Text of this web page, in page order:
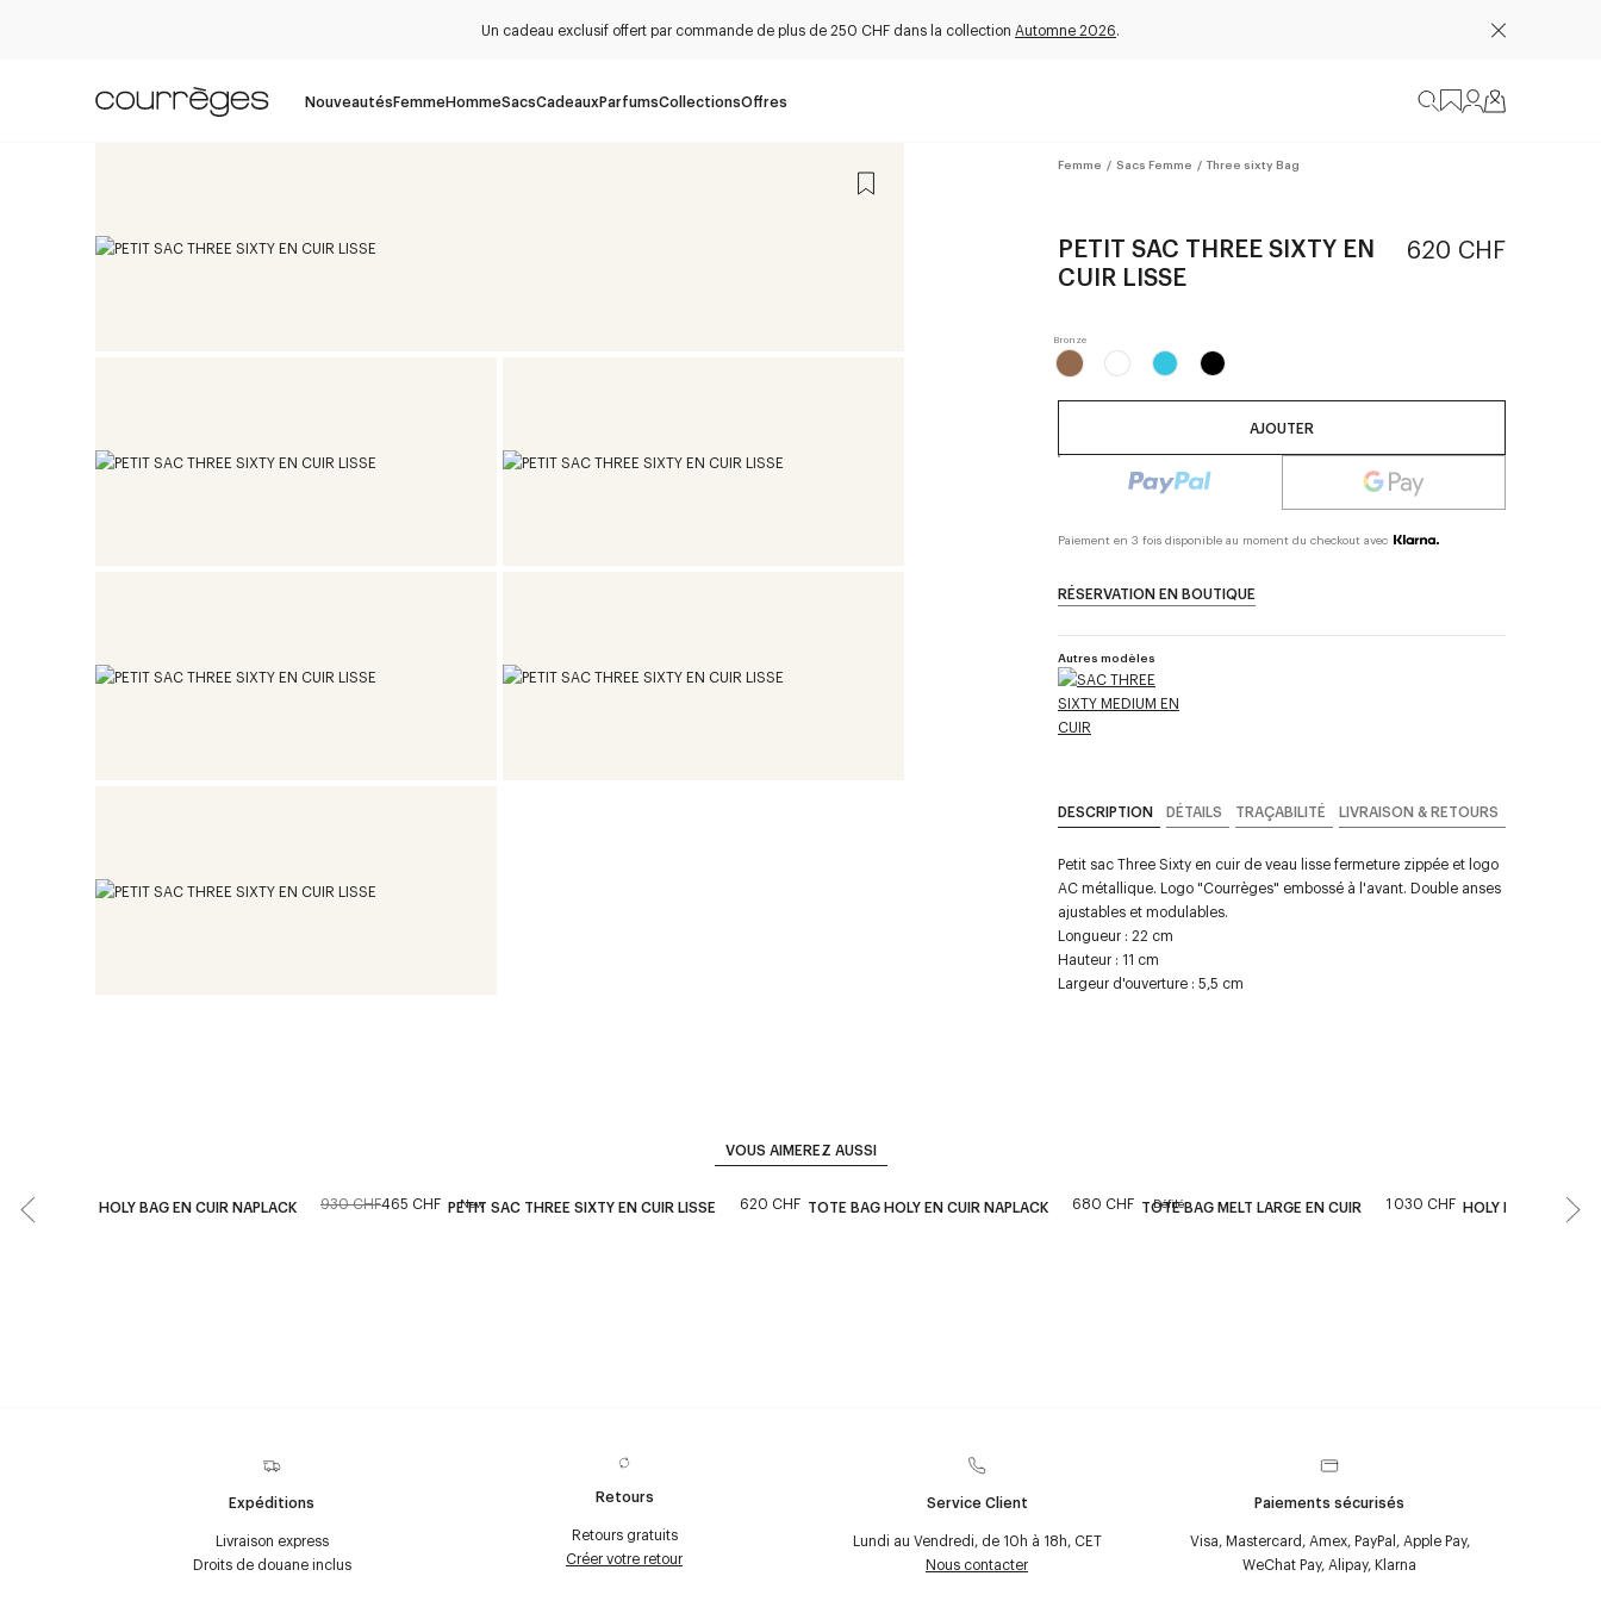
Un cadeau exclusif offert par commande de plus de 250 CHF dans la collection Automne 2026.
NouveautésFemmeHommeSacsCadeauxParfumsCollectionsOffres
Femme / Sacs Femme / Three sixty Bag
PETIT SAC THREE SIXTY EN
CUIR LISSE
620 CHF
AJOUTER
Paiement en 3 fois disponible au moment du checkout avec
RÉSERVATION EN BOUTIQUE
Autres modèles
DESCRIPTION DÉTAILS TRAÇABILITÉ LIVRAISON & RETOURS
Petit sac Three Sixty en cuir de veau lisse fermeture zippée et logo
AC métallique. Logo "Courrèges" embossé à l'avant. Double anses
ajustables et modulables.
Longueur : 22 cm
Hauteur : 11 cm
Largeur d'ouverture : 5,5 cm
VOUS AIMEREZ AUSSI
HOLY BAG EN CUIR NAPLACK 930 CHF465 CHF New
PETIT SAC THREE SIXTY EN CUIR LISSE 620 CHF TOTE BAG HOLY EN CUIR NAPLACK 680 CHF Défilé
TOTE BAG MELT LARGE EN CUIR 1 030 CHF HOLY BAG MAXI EN
Expéditions
Livraison express
Droits de douane inclus
Retours
Retours gratuits
Créer votre retour
Service Client
Lundi au Vendredi, de 10h à 18h, CET
Nous contacter
Paiements sécurisés
Visa, Mastercard, Amex, PayPal, Apple Pay,
WeChat Pay, Alipay, Klarna